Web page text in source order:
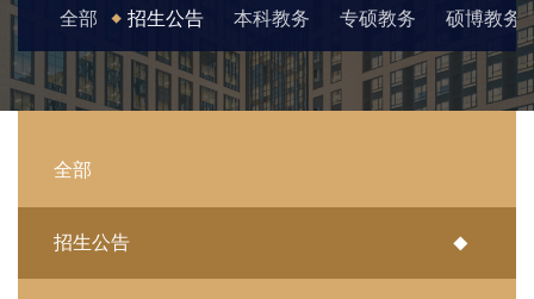
全部 招生公告 本科教务 专硕教务 硕博教务
全部
招生公告